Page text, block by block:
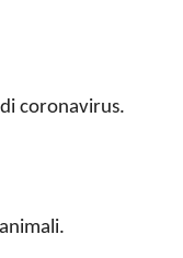
coronavirus.